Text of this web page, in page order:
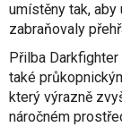
umístěny tak, aby
zabraňovaly
Přilba
také
který výrazně
náročném